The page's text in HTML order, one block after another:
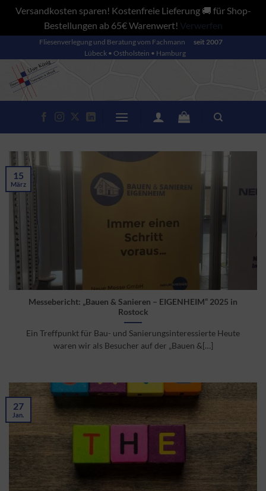
Versandkosten sparen! Kostenfreie Lieferung 🚚 für Shop-
Bestellungen ab 65€ Warenwert! Verwerfen
Inhalt
springen
Fliesenverlegung und Beratung vom Fachmann
seit 2007
Lübeck • Ostholstein • Hamburg
Messebericht: „Bauen & Sanieren – EIGENHEIM“ 2025 in
Rostock
Ein Treffpunkt für Bau- und Sanierungsinteressierte Heute
waren wir als Besucher auf der „Bauen &[…]
15
März
27
Jan.